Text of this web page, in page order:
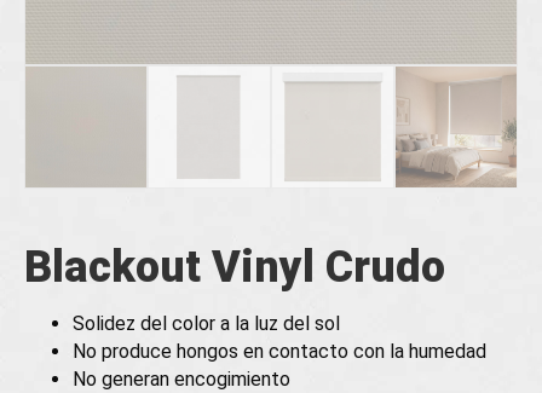
Blackout Vinyl Crudo
Solidez del color a la luz del sol
No produce hongos en contacto con la humedad
No generan encogimiento